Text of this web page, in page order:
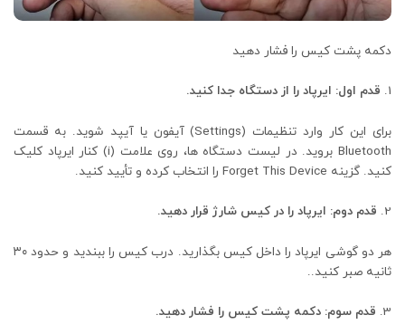
دکمه پشت کیس را فشار دهید
قدم اول: ایرپاد را از دستگاه جدا کنید.
برای این کار وارد تنظیمات (Settings) آیفون یا آیپد شوید. به قسمت
Bluetooth بروید. در لیست دستگاه ها، روی علامت (i) کنار ایرپاد کلیک
کنید. گزینه Forget This Device را انتخاب کرده و تأیید کنید.
قدم دوم: ایرپاد را در کیس شارژ قرار دهید.
هر دو گوشی ایرپاد را داخل کیس بگذارید. درب کیس را ببندید و حدود ۳۰
ثانیه صبر کنید..
قدم سوم: دکمه پشت کیس را فشار دهید.